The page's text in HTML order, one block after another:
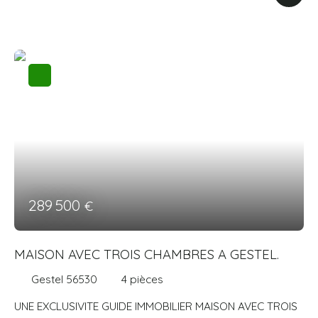
salle d'eau. A l'étage une mezzanine, trois chambres, un
demande. Prix 468 000 € honoraires d'agence inclus de
289 500€
MAISON AVEC TROIS CHAMBRES A GESTEL.
Gestel 56530 4 pièces
UNE EXCLUSIVITE GUIDE IMMOBILIER MAISON AVEC TROIS